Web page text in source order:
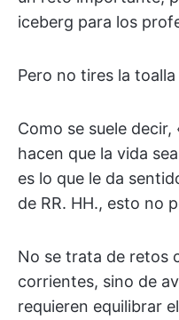
iceberg para los
Pero no tires la
Como se suele
hacen que la vida
es lo que le da
de RR. HH., esto no
No se trata de retos
corrientes, sino de
requieren equilibrar